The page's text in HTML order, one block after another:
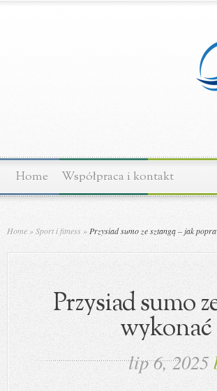
Home Współpraca i kontakt
Home »Sport i fitness » Przysiad sumo ze sztangą – jak
Przysiad sumo
wykonać
lip 6, 2025